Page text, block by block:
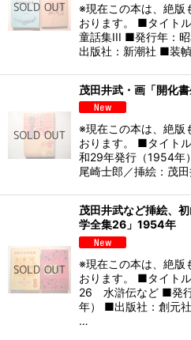
※現在この本は、絶版
おります。 ■タイト
童話集III ■発行年：
出版社：新潮社 ■装
茂田井武・画「開化
※現在この本は、絶版
おります。 ■タイト
和29年発行（1954年
尾崎士郎／挿絵：茂
茂田井武など挿絵、
学全集26」1954年
※現在この本は、絶版
おります。 ■タイト
26 水滸伝など ■発
年） ■出版社：創元
…